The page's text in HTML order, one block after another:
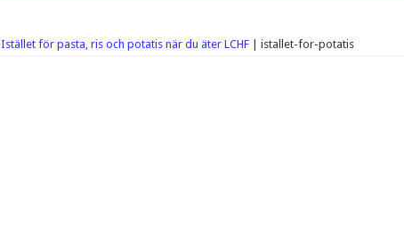
Istället för pasta, ris och potatis när du äter LCHF istallet-for-potatis